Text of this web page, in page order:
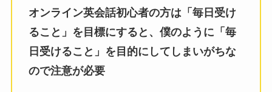
オンライン英会話初心者の方は「毎日受け
ること」を目標にすると、僕のように「毎
日受けること」を目的にしてしまいがちな
ので注意が必要